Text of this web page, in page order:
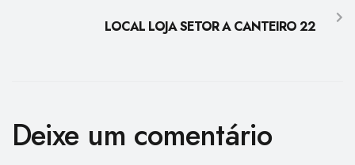
LOCAL LOJA SETOR A CANTEIRO 22
Deixe um comentário